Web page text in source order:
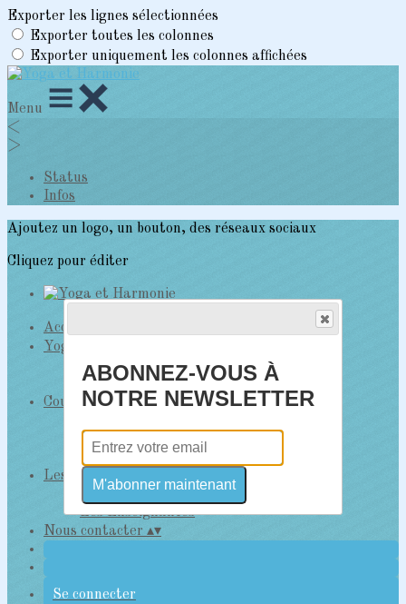
Exporter les lignes sélectionnées
Exporter toutes les colonnes
Exporter uniquement les colonnes affichées
Menu
<
>
Status
Infos
Ajoutez un logo, un bouton, des réseaux sociaux
Cliquez pour éditer
Accueil
Yoga et Harmonie
Status
Infos
Cours : lieux, horaires, Tarifs, inscriptions
Tarifs
Inscriptions Ateliers
Les Enseignantes et leurs pratiques
Différentes pratiques
Les Enseignantes
Nous contacter ▴▾
Se connecter
ABONNEZ-VOUS À
NOTRE NEWSLETTER
M'abonner maintenant